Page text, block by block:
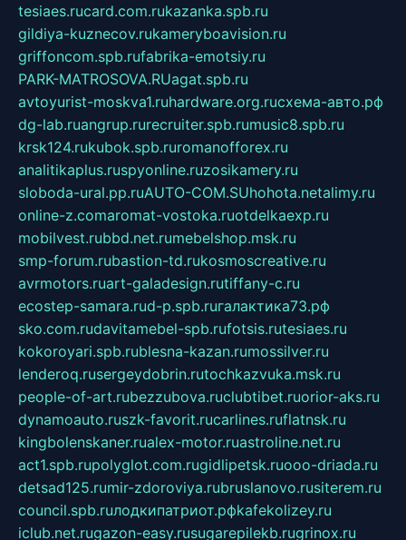
tesiaes.rucard.com.rukazanka.spb.ru
gildiya-kuznecov.rukameryboavision.ru
griffoncom.spb.rufabrika-emotsiy.ru
PARK-MATROSOVA.RUagat.spb.ru
avtoyurist-moskva1.ruhardware.org.ruсхема-авто.рф
dg-lab.ruangrup.rurecruiter.spb.rumusic8.spb.ru
krsk124.rukubok.spb.ruromanofforex.ru
analitikaplus.ruspyonline.ruzosikamery.ru
sloboda-ural.pp.ruAUTO-COM.SUhohota.netalimy.ru
online-z.comaromat-vostoka.ruotdelkaexp.ru
mobilvest.rubbd.net.rumebelshop.msk.ru
smp-forum.rubastion-td.rukosmoscreative.ru
avrmotors.ruart-galadesign.rutiffany-c.ru
ecostep-samara.rud-p.spb.ruгалактика73.рф
sko.com.rudavitamebel-spb.rufotsis.rutesiaes.ru
kokoroyari.spb.rublesna-kazan.rumossilver.ru
lenderoq.rusergeydobrin.rutochkazvuka.msk.ru
people-of-art.rubezzubova.ruclubtibet.ruorior-aks.ru
dynamoauto.ruszk-favorit.rucarlines.ruflatnsk.ru
kingbolenskaner.rualex-motor.ruastroline.net.ru
act1.spb.rupolyglot.com.rugidlipetsk.ruooo-driada.ru
detsad125.rumir-zdoroviya.rubruslanovo.rusiterem.ru
council.spb.ruлодкипатриот.рфkafekolizey.ru
iclub.net.rugazon-easy.rusugarepilekb.rugrinox.ru